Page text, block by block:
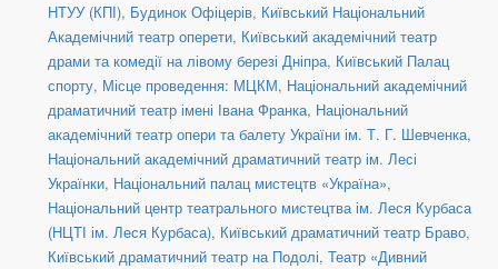
НТУУ (КПІ), Будинок Офіцерів, Київський Національний
Академічний театр оперети, Київський академічний театр
драми та комедії на лівому березі Дніпра, Київський Палац
спорту, Місце проведення: МЦКМ, Національний академічний
драматичний театр імені Івана Франка, Національний
академічний театр опери та балету України ім. Т. Г. Шевченка,
Національний академічний драматичний театр ім. Лесі
Українки, Національний палац мистецтв «Україна»,
Національний центр театрального мистецтва ім. Леся Курбаса
(НЦТІ ім. Леся Курбаса), Київський драматичний театр Браво,
Київський драматичний театр на Подолі, Театр «Дивний